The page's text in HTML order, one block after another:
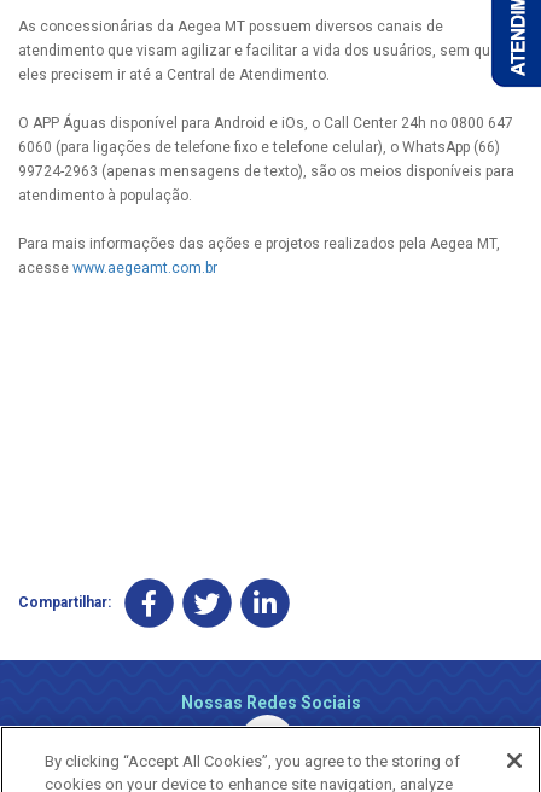
As concessionárias da Aegea MT possuem diversos canais de
atendimento que visam agilizar e facilitar a vida dos usuários, sem que
eles precisem ir até a Central de Atendimento.
O APP Águas disponível para Android e iOs, o Call Center 24h no 0800 647
6060 (para ligações de telefone fixo e telefone celular), o WhatsApp (66)
99724-2963 (apenas mensagens de texto), são os meios disponíveis para
atendimento à população.
Para mais informações das ações e projetos realizados pela Aegea MT,
acesse www.aegeamt.com.br
Compartilhar:
Nossas Redes Sociais
By clicking “Accept All Cookies”, you agree to the storing of
cookies on your device to enhance site navigation, analyze